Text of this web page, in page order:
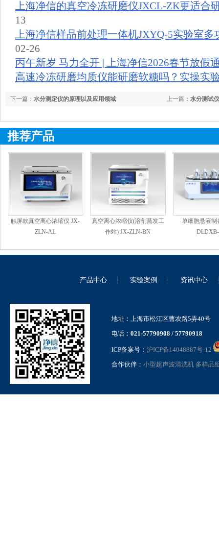
上海净信的真空冷冻研磨仪JXCL-ZK更适合
13
上海净信样品前处理一体机JXYQ-5实验室
02-26
丙午新岁 马力全开 | 上海净信2026春节放假
高速冷冻研磨均质仪能研磨软糖吗？实操实
上一篇： 水分测试
下一篇： 水分测定仪的原理以及应用领域
推荐产品
触屏款真空离心浓缩仪 JX-
ZLN-AL
真空离心浓缩仪(溶剂蒸发工
作站) JX-ZLN-BN
单细胞悬液制
产品中心 实验案例 资讯中心
地址：上海市松江区曹农路5弄40号
电话： 021-57790908 / 57790918
ICP备案号： 沪ICP备14048887号-12
合作伙伴： 小型超声波清洗机 多样品